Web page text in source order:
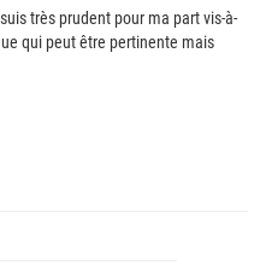
très prudent pour ma part vis-à-
qui peut être pertinente mais